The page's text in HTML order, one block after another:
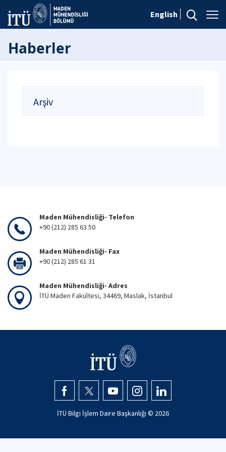
English
Haberler
Arşiv
Maden Mühendisliği- Telefon
+90 (212) 285 63 50
Maden Mühendisliği- Fax
+90 (212) 285 61 31
Maden Mühendisliği- Adres
İTÜ Maden Fakültesi, 34469, Maslak, İstanbul
İTÜ Bilgi İşlem Daire Başkanlığı © 2026